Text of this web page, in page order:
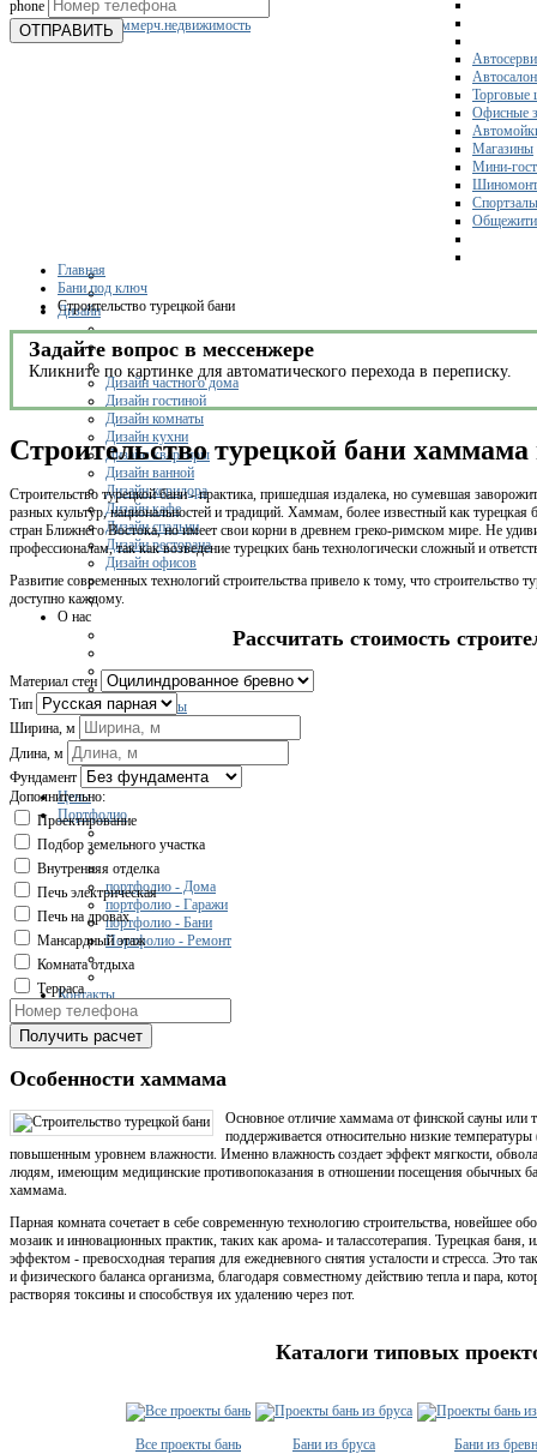
Склады
Коммерч.недвижимость
Торговые
Офисные
Магазины
Мини-
Спортзалы
Дизайн
Дизайн частного дома
Дизайн гостиной
Дизайн комнаты
Дизайн кухни
Дизайн квартиры
Дизайн ванной
Дизайн коридора
Дизайн кафе
Дизайн спальни
Дизайн ресторана
Дизайн офисов
О нас
Отзывы
Сертификаты
Вакансии
О компании
Цены
Портфолио
портфолио - Дома
портфолио - Гаражи
портфолио - Бани
Портфолио - Ремонт
Контакты
phone
ОТПРАВИТЬ
Главная
Бани под ключ
Строительство турецкой бани
Задайте вопрос в мессенжере
Кликните по картинке для автоматического перехода в переписку.
Строительство турецкой бани хаммама
Строительство турецкой бани - практика, пришедшая издалека, но сумевшая
разных культур, национальностей и традиций. Хаммам, более известный как турецкая
стран Ближнего Востока, но имеет свои корни в древнем греко-римском мире. Не
профессионалам, так как возведение турецких бань технологически сложный и
Развитие современных технологий строительства привело к тому, что строительство
доступно каждому.
Рассчитать стоимость
Материал стен
Тип
Ширина, м
Длина, м
Фундамент
Дополнительно:
Проектирование
Подбор земельного участка
Внутренняя отделка
Печь электрическая
Печь на дровах
Мансардный этаж
Комната отдыха
Терраса
Получить расчет
Особенности хаммама
Основное отличие хаммама от финской сауны или
поддерживается относительно низкие
повышенным уровнем влажности. Именно влажность создает эффект мягкости,
людям, имеющим медицинские противопоказания в отношении посещения обычных
хаммама.
Парная комната сочетает в себе современную технологию строительства, новейшее
мозаик и инновационных практик, таких как арома- и талассотерапия. Турецкая
эффектом - превосходная терапия для ежедневного снятия усталости и стресса. Это
и физического баланса организма, благодаря совместному действию тепла и пара,
растворяя токсины и способствуя их удалению через пот.
Каталоги типовых
Все проекты бань Бани из бруса Бани из